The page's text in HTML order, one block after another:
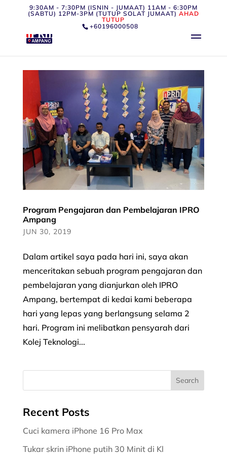
9:30AM - 7:30PM (ISNIN - JUMAAT) 11AM - 6:30PM
(SABTU) 12PM-3PM (TUTUP SOLAT JUMAAT) AHAD
TUTUP
+60196000508
Program Pengajaran dan Pembelajaran IPRO
Ampang
JUN 30, 2019
Dalam artikel saya pada hari ini, saya akan
menceritakan sebuah program pengajaran dan
pembelajaran yang dianjurkan oleh IPRO
Ampang, bertempat di kedai kami beberapa
hari yang lepas yang berlangsung selama 2
hari. Program ini melibatkan pensyarah dari
Kolej Teknologi...
Recent Posts
Cuci kamera iPhone 16 Pro Max
Tukar skrin iPhone putih 30 Minit di Kl